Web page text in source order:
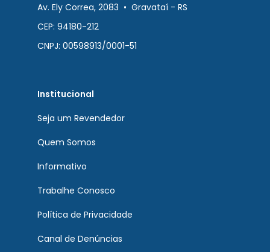
Av. Ely Correa, 2083 • Gravataí - RS
CEP: 94180-212
CNPJ: 00598913/0001-51
Institucional
Seja um Revendedor
Quem Somos
Informativo
Trabalhe Conosco
Política de Privacidade
Canal de Denúncias